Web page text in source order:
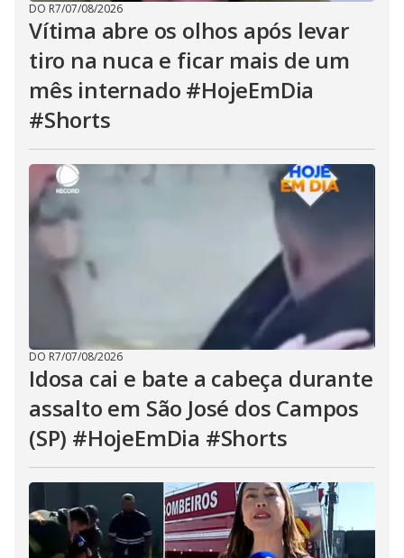
DO R7/07/08/2026
Vítima abre os olhos após levar
tiro na nuca e ficar mais de um
mês internado #HojeEmDia
#Shorts
DO R7/07/08/2026
Idosa cai e bate a cabeça durante
assalto em São José dos Campos
(SP) #HojeEmDia #Shorts